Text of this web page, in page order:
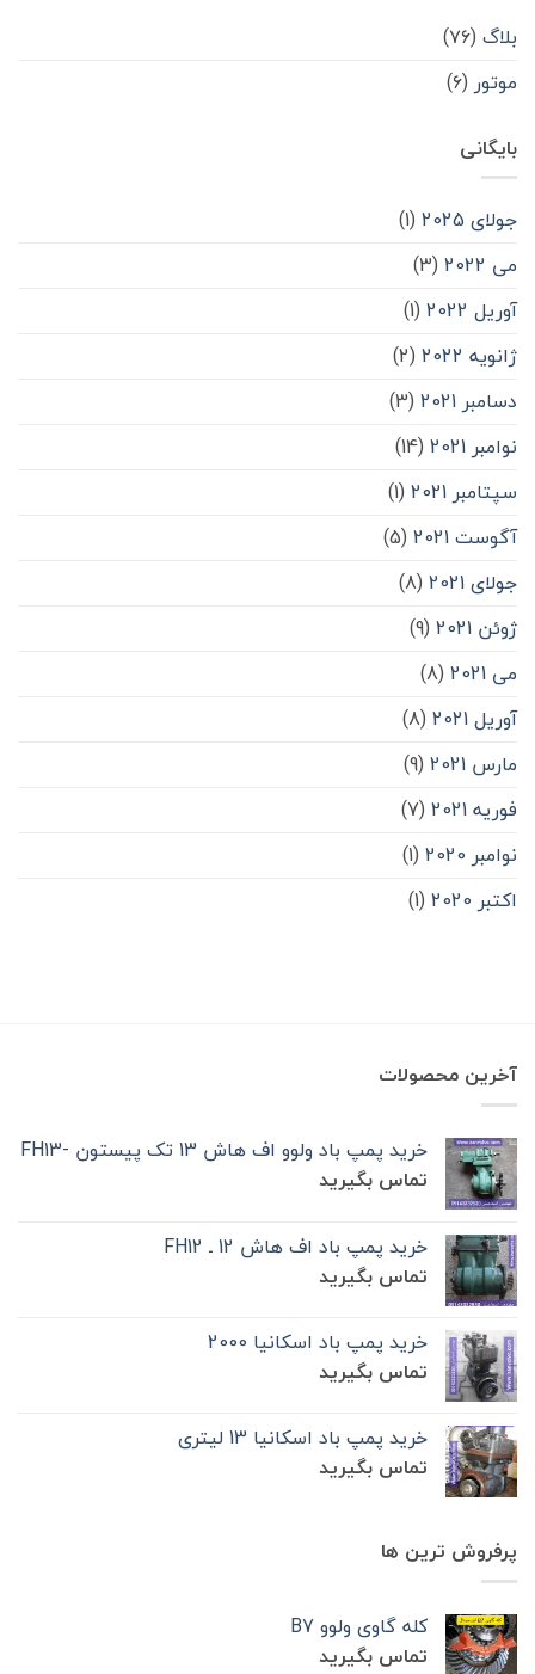
بلاگ (۷۶)
موتور (۶)
بایگانی
جولای 2025
(1)
می 2022
(3)
آوریل 2022
(1)
ژانویه 2022
(2)
دسامبر 2021
(3)
نوامبر 2021
(14)
سپتامبر 2021
(1)
آگوست 2021
(5)
جولای 2021
(8)
ژوئن 2021
(9)
می 2021
(8)
آوریل 2021
(8)
مارس 2021
(9)
فوریه 2021
(7)
نوامبر 2020
(1)
اکتبر 2020
(1)
آخرین محصولات
خرید پمپ باد ولوو اف هاش 13 تک‌ پیستون -FH13
تماس بگیرید
خرید پمپ باد اف هاش 12 ـ FH12
تماس بگیرید
خرید پمپ باد اسکانیا 2000
تماس بگیرید
خرید پمپ باد اسکانیا 13 لیتری
تماس بگیرید
پرفروش ترین ها
کله گاوی ولوو B7
تماس بگیرید